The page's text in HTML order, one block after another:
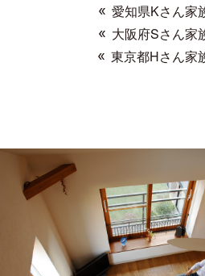
愛知県Kさん家
大阪府Sさん家
東京都Hさん家